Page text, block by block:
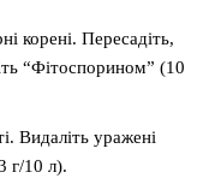
корені. Пересадіть,
“Фітоспорином” (10
Видаліть уражені
г/10 л).